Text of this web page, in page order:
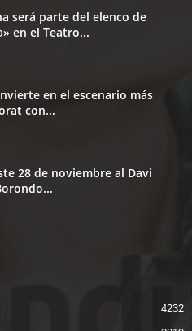
será parte del elenco de
en el Teatro...
en el escenario más
con...
28 de noviembre al Davi
4232